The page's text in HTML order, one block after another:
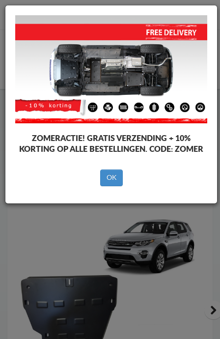
info@motorbeschermplaat.com
WINKELWAGEN
Motor Beschermplaat Motor Beschermplaat Land Rover
Motor Beschermplaat
Discovery Sport
Merken
Merken
Terug naar de catalogus
ZOMERACTIE! GRATIS VERZENDING + 10%
KORTING OP ALLE BESTELLINGEN. CODE: ZOMER
OK